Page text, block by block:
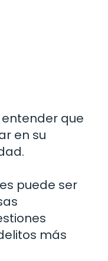
que
en su
puede ser
más